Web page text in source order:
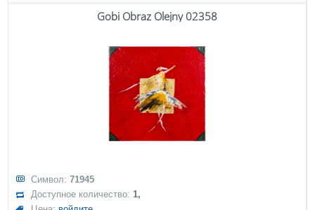
Gobi Obraz Olejny 02358
Символ:71945
Доступное количество:1,